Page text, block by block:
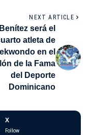
NEXT ARTICLE
será el
atleta de
en el
de la Fama
del Deporte
Dominicano
X
Follow